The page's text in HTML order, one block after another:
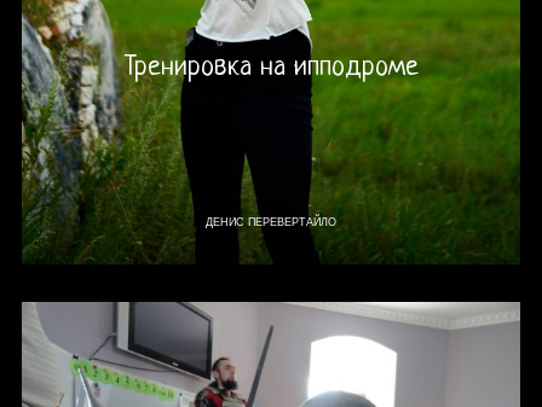
Тренировка на ипподроме
ДЕНИС ПЕРЕВЕРТАЙЛО